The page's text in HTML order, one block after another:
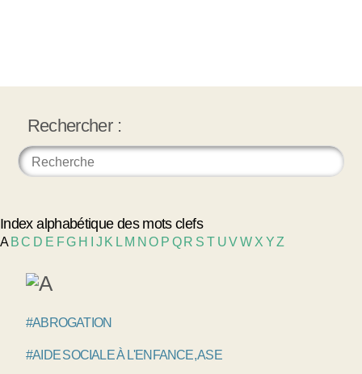
Rechercher :
Index alphabétique des mots clefs
A BC D E FG H J K L M NO P Q R S T UVW X YZ
#ABROGATION
#AIDE SOCIALE À L'ENFANCE, ASE